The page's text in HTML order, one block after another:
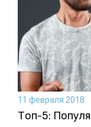
11 февраля 2018
Топ-5: